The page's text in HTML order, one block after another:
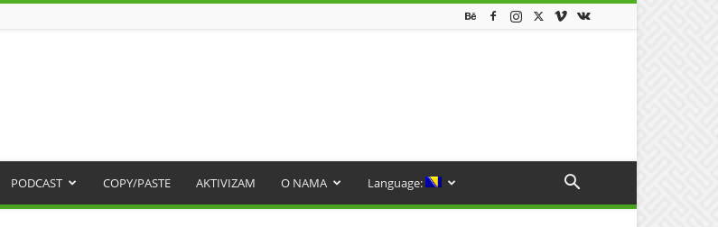
PODCAST COPY/PASTE AKTIVIZAM O NAMA Language: